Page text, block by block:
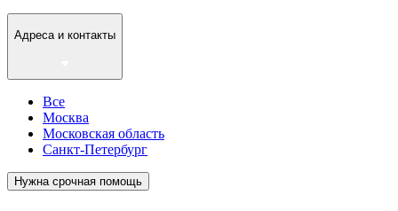
Адреса и контакты
Все
Москва
Московская область
Санкт-Петербург
Нужна срочная помощь